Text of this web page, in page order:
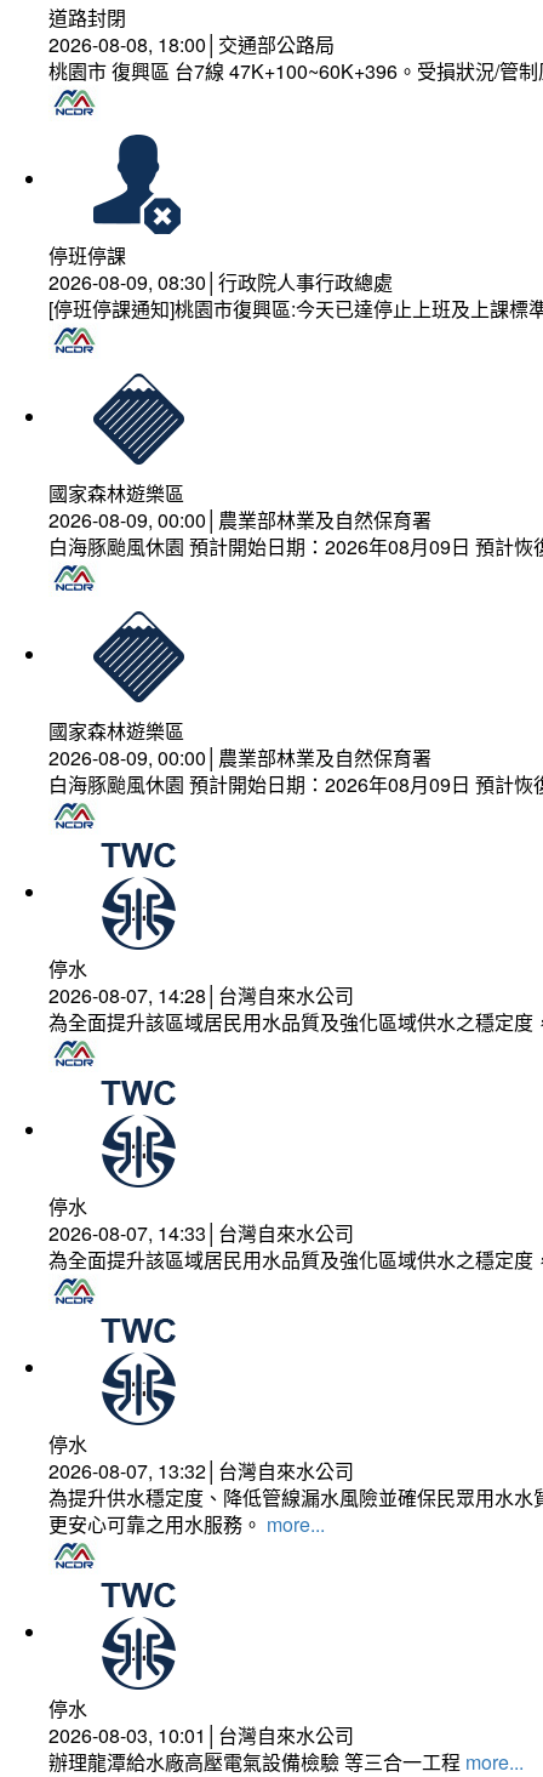
道路封閉
2026-08-08, 18:00│交通部公路局
桃園市 復興區 台7線 47K+100~60K+396。受損狀況/管
停班停課
2026-08-09, 08:30│行政院人事行政總處
[停班停課通知]桃園市復興區:今天已達停止上班及上課
國家森林遊樂區
2026-08-09, 00:00│農業部林業及自然保育署
白海豚颱風休園 預計開始日期：2026年08月09日 預計
國家森林遊樂區
2026-08-09, 00:00│農業部林業及自然保育署
白海豚颱風休園 預計開始日期：2026年08月09日 預計
停水
2026-08-07, 14:28│台灣自來水公司
為全面提升該區域居民用水品質及強化區域供水之穩定
停水
2026-08-07, 14:33│台灣自來水公司
為全面提升該區域居民用水品質及強化區域供水之穩定
停水
2026-08-07, 13:32│台灣自來水公司
為提升供水穩定度、降低管線漏水風險並確保民眾用水
更安心可靠之用水服務。 more...
停水
2026-08-03, 10:01│台灣自來水公司
辦理龍潭給水廠高壓電氣設備檢驗 等三合一工程 more...